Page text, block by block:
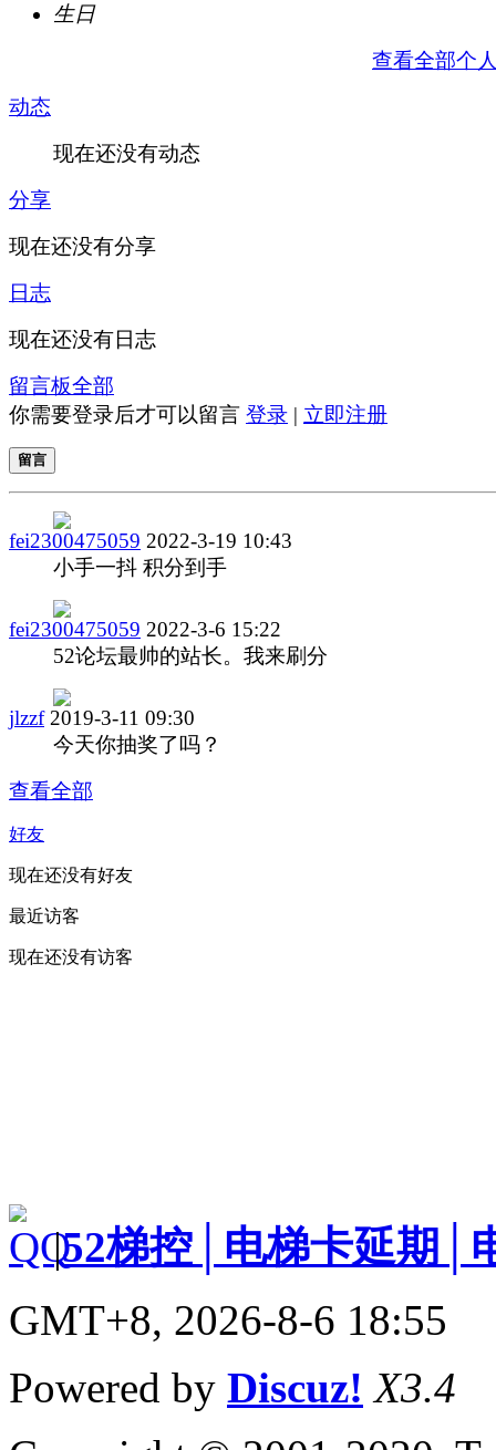
生日
查看全部个
动态
现在还没有动态
分享
现在还没有分享
日志
现在还没有日志
留言板全部
你需要登录后才可以留言 登录 | 立即注册
留言
fei2300475059 2022-3-19 10:43
小手一抖 积分到手
fei2300475059 2022-3-6 15:22
52论坛最帅的站长。我来刷分
jlzzf 2019-3-11 09:30
今天你抽奖了吗？
查看全部
好友
现在还没有好友
最近访客
现在还没有访客
|52梯控│电梯卡延期│
GMT+8, 2026-8-6 18:55
Powered by Discuz! X3.4